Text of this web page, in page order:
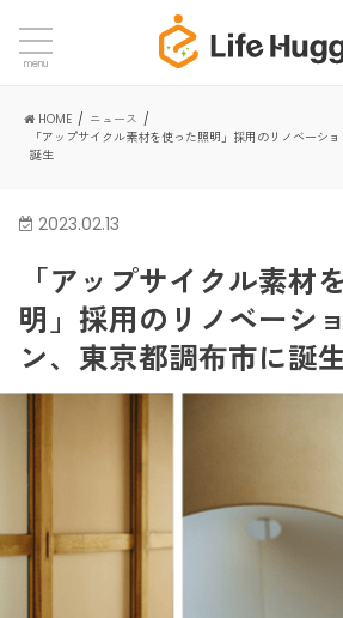
menu
HOME
ニュース
「アップサイクル素材を使った照明」採用のリノベーシ
誕生
2023.02.13
「アップサイクル素材
明」採用のリノベーシ
ン、東京都調布市に誕